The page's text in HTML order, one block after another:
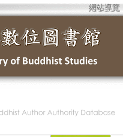
網站導覽